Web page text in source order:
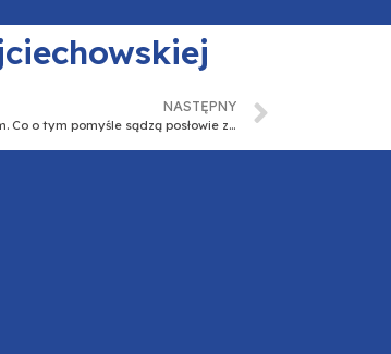
NASTĘPNY
Policja będzie zabierała samochody pijanym kierowcom. Co o tym pomyśle sądzą posłowie z Warmii i Mazur?